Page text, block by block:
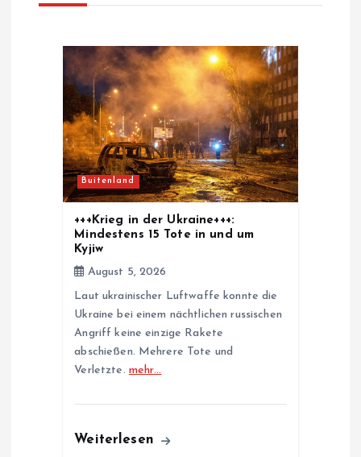
v
Buitenland
+++Krieg in der Ukraine+++:
Mindestens 15 Tote in und um
Kyjiw
August 5, 2026
Laut ukrainischer Luftwaffe konnte die
Ukraine bei einem nächtlichen russischen
Angriff keine einzige Rakete
abschießen. Mehrere Tote und
Verletzte. mehr…
Weiterlesen